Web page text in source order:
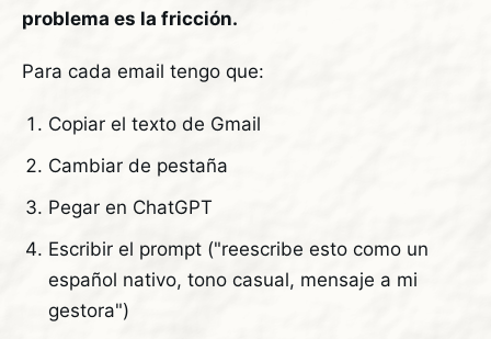
problema es la fricción.
Para cada email tengo que:
Copiar el texto de Gmail
Cambiar de pestaña
Pegar en ChatGPT
Escribir el prompt ("reescribe esto como un
español nativo, tono casual, mensaje a mi
gestora")